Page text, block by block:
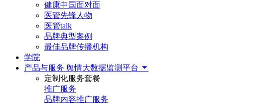
健康中国面对面
医管先锋人物
医管talk
品牌典型案例
最佳品牌传播机构
学院
产品与服务 舆情大数据监测平台
定制化服务套餐
推广服务
品牌内容推广服务